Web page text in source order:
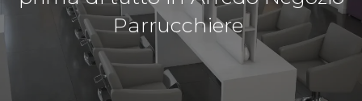
Parrucchiere